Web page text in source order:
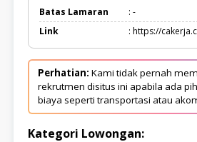
Batas Lamaran
: -
Link
: https://
Perhatian: Kami tidak pernah
rekrutmen disitus ini apabila ada
biaya seperti transportasi atau
Kategori Lowongan: